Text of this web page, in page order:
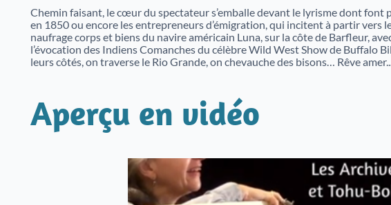
Chemin faisant, le cœur du spectateur s’emballe devant le lyrisme dont font
en 1850 ou encore les entrepreneurs d’émigration, qui incitent à partir vers
naufrage corps et biens du navire américain Luna, sur la côte de Barfleur,
l’évocation des Indiens Comanches du célèbre Wild West Show de Buffalo
leurs côtés, on traverse le Rio Grande, on chevauche des bisons… Rêve
Aperçu en vidéo